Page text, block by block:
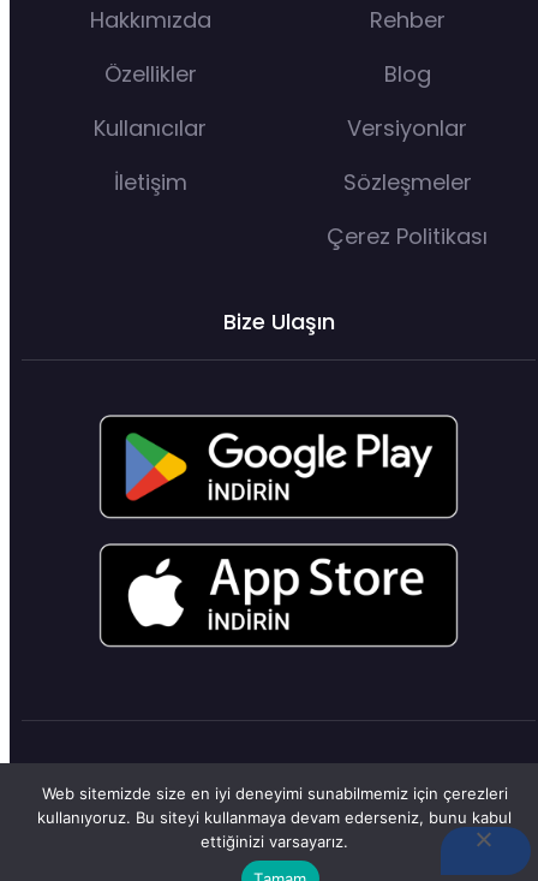
Hakkımızda
Özellikler
Kullanıcılar
İletişim
Rehber
Blog
Versiyonlar
Sözleşmeler
Çerez Politikası
Bize Ulaşın
Web sitemizde size en iyi deneyimi sunabilmemiz için çerezleri
kullanıyoruz. Bu siteyi kullanmaya devam ederseniz, bunu kabul
ettiğinizi varsayarız.